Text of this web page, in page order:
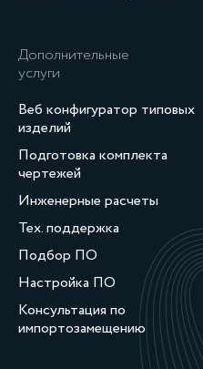
Дополнительные
услуги
Веб конфигуратор типовых
изделий
Подготовка комплекта
чертежей
Инженерные расчеты
Тех. поддержка
Подбор ПО
Настройка ПО
Консультация по
импортозамещению